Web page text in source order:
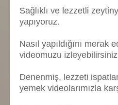
Sağlıklı ve lezzetli
yapıyoruz.
Nasıl yapıldığını merak
videomuzu
Denenmiş, lezzeti
yemek videolarımızla